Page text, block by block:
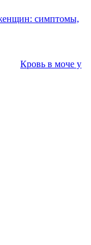
симптомы,
Кровь в моче у